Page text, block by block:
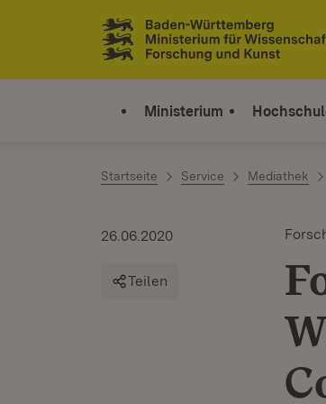
Zum Inhalt springen
Link zur Startseite
Ministerium
Startseite Service Mediathek
26.06.2020
Teilen